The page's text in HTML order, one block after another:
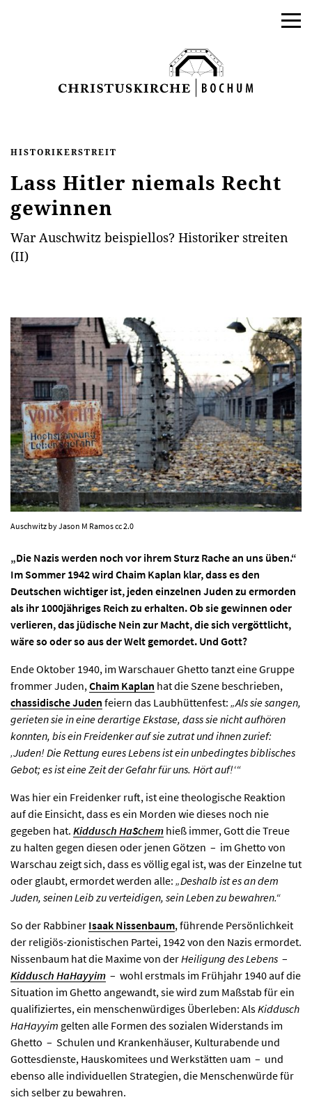
AKTUELLES
PROGRAMM
FOTOS
KONTAKT
Facebook Newsletter
Ticktes kaufen
Kontakt
HISTORIKERSTREIT
Lass Hitler niemals Recht
gewinnen
War Auschwitz beispiellos? Historiker streiten
(II)
Auschwitz by Jason M Ramos cc 2.0
„Die Nazis werden noch vor ihrem Sturz Rache an uns üben.“
Im Sommer 1942 wird Chaim Kaplan klar, dass es den
Deutschen wichtiger ist, jeden einzelnen Juden zu ermorden
als ihr 1000jähriges Reich zu erhalten. Ob sie gewinnen oder
verlieren, das jüdische Nein zur Macht, die sich vergöttlicht,
wäre so oder so aus der Welt gemordet. Und Gott?
Ende Oktober 1940, im Warschauer Ghetto tanzt eine Gruppe
frommer Juden, Chaim Kaplan hat die Szene beschrieben,
chassidische Juden feiern das Laubhüttenfest: „Als sie sangen,
gerieten sie in eine derartige Ekstase, dass sie nicht aufhören
konnten, bis ein Freidenker auf sie zutrat und ihnen zurief:
‚Juden! Die Rettung eures Lebens ist ein unbedingtes biblisches
Gebot; es ist eine Zeit der Gefahr für uns. Hört auf!‘“
Was hier ein Freidenker ruft, ist eine theologische Reaktion
auf die Einsicht, dass es ein Morden wie dieses noch nie
gegeben hat. Kiddusch HaSchem hieß immer, Gott die Treue
zu halten gegen diesen oder jenen Götzen – im Ghetto von
Warschau zeigt sich, dass es völlig egal ist, was der Einzelne tut
oder glaubt, ermordet werden alle: „Deshalb ist es an dem
Juden, seinen Leib zu verteidigen, sein Leben zu bewahren.“
So der Rabbiner Isaak Nissenbaum, führende Persönlichkeit
der religiös-zionistischen Partei, 1942 von den Nazis ermordet.
Nissenbaum hat die Maxime von derHeiligung des Lebens –
Kiddusch HaHayyim – wohl erstmals im Frühjahr 1940 auf die
Situation im Ghetto angewandt, sie wird zum Maßstab für ein
qualifiziertes, ein menschenwürdiges Überleben: AlsKiddusch
HaHayyim gelten alle Formen des sozialen Widerstands im
Ghetto – Schulen und Krankenhäuser, Kulturabende und
Gottesdienste, Hauskomitees und Werkstätten uam – und
ebenso alle individuellen Strategien, die Menschenwürde für
sich selber zu bewahren.